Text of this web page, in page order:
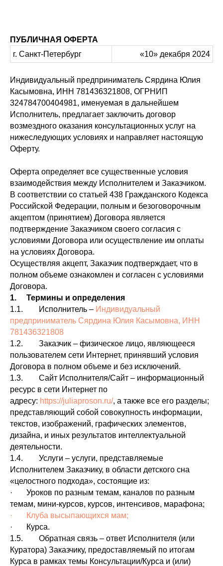
ПУБЛИЧНАЯ ОФЕРТА
г. Санкт-Петербург
«10» декабря 2024
Индивидуальный предприниматель Сярдина Юлия
Касымовна, ИНН 781436321808, ОГРНИП
324784700404981, именуемая в дальнейшем
Исполнитель, предлагает заключить договор
возмездного оказания консультационных услуг на
нижеследующих условиях и направляет настоящую
Оферту.
Оферта определяет все существенные условия
взаимодействия между Исполнителем и Заказчиком.
В соответствии со статьей 438 Гражданского Кодекса
Российской Федерации, полным и безоговорочным
акцептом (принятием) Договора является
подтверждение Заказчиком своего согласия с
условиями Договора или осуществление им оплаты
на условиях Договора.
Осуществляя акцепт, Заказчик подтверждает, что в
полном объеме ознакомлен и согласен с условиями
Договора.
1. Термины и определения
1.1. Исполнитель – Индивидуальный
предприниматель Сярдина Юлия Касымовна, ИНН
781436321808
1.2. Заказчик – физическое лицо, являющееся
пользователем сети Интернет, принявший условия
Договора в полном объеме и без исключений.
1.3. Сайт Исполнителя/Сайт – информационный
ресурс в сети Интернет по
адресу: https://juliaproson.ru/, а также все его разделы;
представляющий собой совокупность информации,
текстов, изображений, графических элементов,
дизайна, и иных результатов интеллектуальной
деятельности.
1.4. Услуги – услуги, представляемые
Исполнителем Заказчику, в области детского сна
«целостного подхода», состоящие из:
· Уроков по разным темам, каналов по разным
темам, мини-курсов, курсов, интенсивов, марафона;
· Клуба высыпающихся мам;
· Курса.
1.5. Обратная связь – ответ Исполнителя (или
Куратора) Заказчику, предоставляемый по итогам
Курса в рамках темы Консультации/Курса и (или)